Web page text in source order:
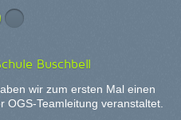
Buschbell
wir zum ersten Mal einen
OGS-Teamleitung veranstaltet.